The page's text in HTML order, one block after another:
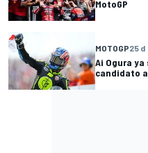
MotoGP
MOTOGP25 d
Ai Ogura
candidato